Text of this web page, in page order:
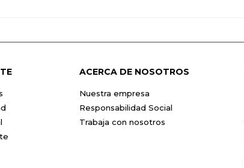
ACERCA DE NOSOTROS
Nuestra empresa
Responsabilidad Social
Trabaja con nosotros